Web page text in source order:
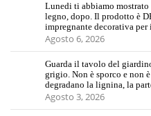
Lunedi ti abbiamo
legno, dopo. Il prodotto è
impregnante decorativa
Agosto 6, 2026
Guarda il tavolo del
grigio. Non è sporco e non
degradano la lignina, la
Agosto 3, 2026